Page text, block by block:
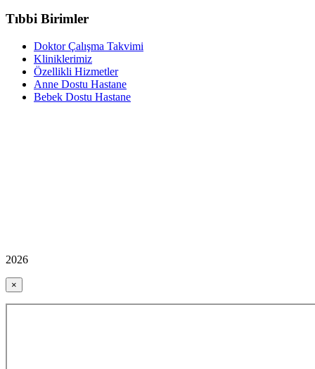
Tıbbi Birimler
Doktor Çalışma Takvimi
Kliniklerimiz
Özellikli Hizmetler
Anne Dostu Hastane
Bebek Dostu Hastane
2026
×